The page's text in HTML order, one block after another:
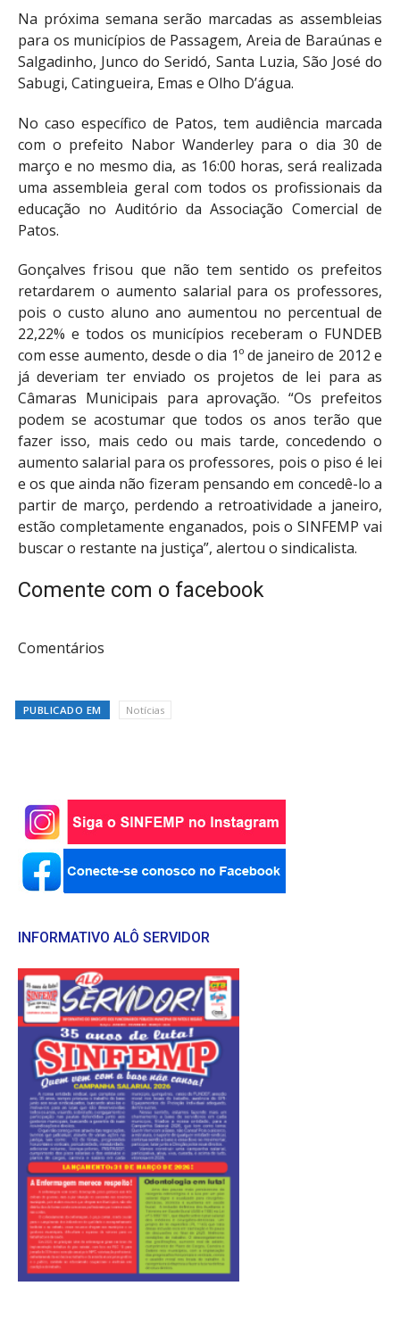
Na próxima semana serão marcadas as assembleias
para os municípios de Passagem, Areia de Baraúnas e
Salgadinho, Junco do Seridó, Santa Luzia, São José do
Sabugi, Catingueira, Emas e Olho D’água.
No caso específico de Patos, tem audiência marcada
com o prefeito Nabor Wanderley para o dia 30 de
março e no mesmo dia, as 16:00 horas, será realizada
uma assembleia geral com todos os profissionais da
educação no Auditório da Associação Comercial de
Patos.
Gonçalves frisou que não tem sentido os prefeitos
retardarem o aumento salarial para os professores,
pois o custo aluno ano aumentou no percentual de
22,22% e todos os municípios receberam o FUNDEB
com esse aumento, desde o dia 1º de janeiro de 2012 e
já deveriam ter enviado os projetos de lei para as
Câmaras Municipais para aprovação. “Os prefeitos
podem se acostumar que todos os anos terão que
fazer isso, mais cedo ou mais tarde, concedendo o
aumento salarial para os professores, pois o piso é lei
e os que ainda não fizeram pensando em concedê-lo a
partir de março, perdendo a retroatividade a janeiro,
estão completamente enganados, pois o SINFEMP vai
buscar o restante na justiça”, alertou o sindicalista.
Comente com o facebook
Comentários
PUBLICADO EM Notícias
INFORMATIVO ALÔ SERVIDOR